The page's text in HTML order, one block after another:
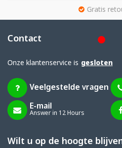
Gratis
Contact
Onze klantenservice is gesloten
Veelgestelde vragen
E-mail
Answer in 12 Hours
Wilt u op de hoogte